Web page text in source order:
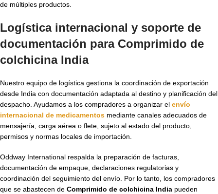
de múltiples productos.
Logística internacional y soporte de
documentación para Comprimido de
colchicina India
Nuestro equipo de logística gestiona la coordinación de exportación
desde India con documentación adaptada al destino y planificación del
despacho. Ayudamos a los compradores a organizar el envío
internacional de medicamentos mediante canales adecuados de
mensajería, carga aérea o flete, sujeto al estado del producto,
permisos y normas locales de importación.
Oddway International respalda la preparación de facturas,
documentación de empaque, declaraciones regulatorias y
coordinación del seguimiento del envío. Por lo tanto, los compradores
que se abastecen de Comprimido de colchicina India pueden